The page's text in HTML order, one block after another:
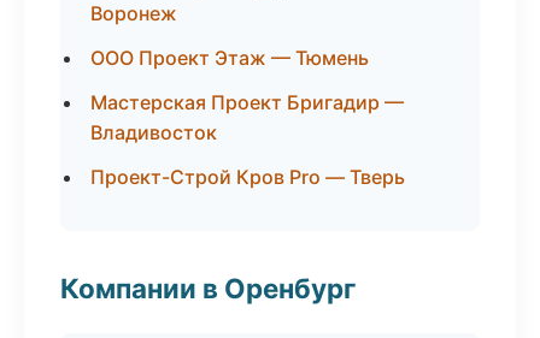
Воронеж
ООО Проект Этаж — Тюмень
Мастерская Проект Бригадир —
Владивосток
Проект-Строй Кров Pro — Тверь
Компании в Оренбург